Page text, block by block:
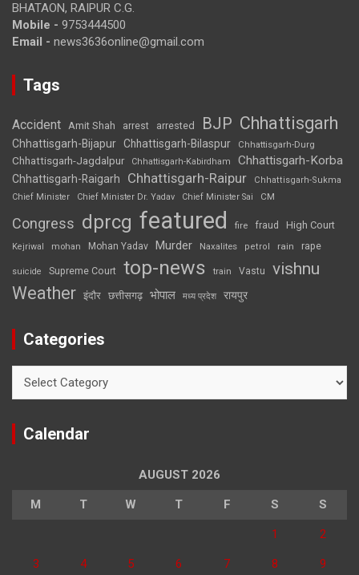
BHATAON, RAIPUR C.G.
Mobile - 9753444500
Email - news3636online@gmail.com
Tags
Accident Amit Shah arrest arrested BJP Chhattisgarh
Chhattisgarh-Bijapur Chhattisgarh-Bilaspur Chhattisgarh-Durg
Chhattisgarh-Jagdalpur Chhattisgarh-Kabirdham Chhattisgarh-Korba
Chhattisgarh-Raigarh Chhattisgarh-Raipur
Chhattisgarh-Sukma
Chief Minister
Chief Minister Dr. Yadav Chief Minister Sai CM
Congress dprcg featured fire fraud High Court
Kejriwal mohan Mohan Yadav Murder Naxalites petrol rain rape
suicide Supreme Court top-news train Vastu vishnu
Weather इंदौर छत्तीसगढ़ भोपाल मध्य प्रदेश रायपुर
Categories
Calendar
AUGUST 2026
M T W T F S S
1 2
3 4 5 6 7 8 9